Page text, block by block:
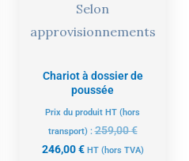
Selon
approvisionnements
Chariot à dossier de
poussée
Prix du produit HT (hors
transport) :259,00€
246,00€ HT (hors TVA)